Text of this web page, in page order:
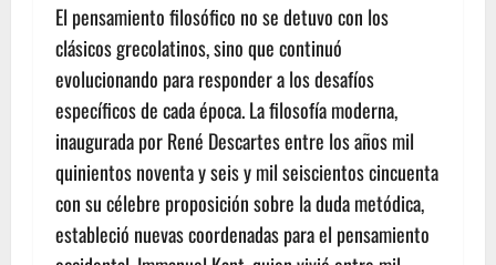
El pensamiento filosófico no se detuvo con los
clásicos grecolatinos, sino que continuó
evolucionando para responder a los desafíos
específicos de cada época. La filosofía moderna,
inaugurada por René Descartes entre los años mil
quinientos noventa y seis y mil seiscientos cincuenta
con su célebre proposición sobre la duda metódica,
estableció nuevas coordenadas para el pensamiento